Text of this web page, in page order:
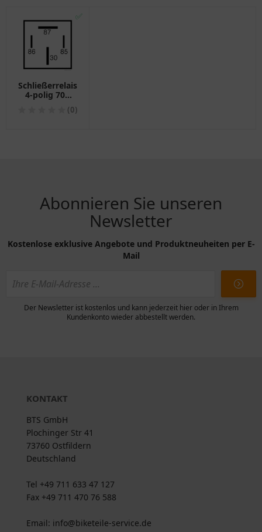
✅
Schließerrelais
4-polig 70A
Motorräder(0)
Abonnieren Sie unseren
Newsletter
Kostenlose exklusive Angebote und Produktneuheiten per E-
Mail
Der Newsletter ist kostenlos und kann jederzeit hier oder in Ihrem
Kundenkonto wieder abbestellt werden.
KONTAKT
BTS GmbH
Plochinger Str 41
73760 Ostfildern
Deutschland
Tel +49 711 633 47 127
Fax +49 711 470 76 588
Email: info@biketeile-service.de